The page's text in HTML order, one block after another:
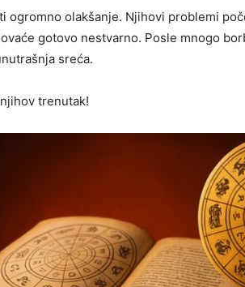
ogromno olakšanje. Njihovi problemi
gotovo nestvarno. Posle mnogo
sreća.
trenutak!